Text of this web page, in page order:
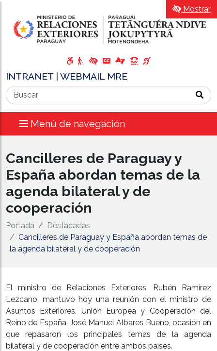
INTRANET WEBMAIL MRE
Menú de navegación
Mostrar
​Cancilleres de Paraguay y
España abordan temas de la
agenda bilateral y de
cooperación
Portada
Destacadas
​Cancilleres de Paraguay y España abordan temas de
la agenda bilateral y de cooperación
El ministro de Relaciones Exteriores, Rubén Ramírez
Lezcano, mantuvo hoy una reunión con el ministro de
Asuntos Exteriores, Unión Europea y Cooperación del
Reino de España, José Manuel Albares Bueno, ocasión en
que repasaron los principales temas de la agenda
bilateral y de cooperación entre ambos países.